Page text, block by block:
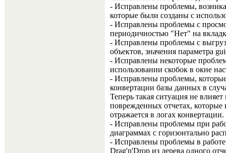
- Исправлены проблемы,
которые были созданы с
- Исправлены проблемы с
периодичностью "Нет" на
- Исправлены проблемы с
объектов, значения параметра
- Исправлены некоторые
использовании скобок в окне
- Исправлены проблемы,
конвертации базы данных в
Теперь такая ситуация не
поврежденных отчетах, которые
отражается в логах конвертации.
- Исправлены проблемы при
диаграммах с горизонтально
- Исправлены проблемы в работе
Drag'n'Drop из дерева одного